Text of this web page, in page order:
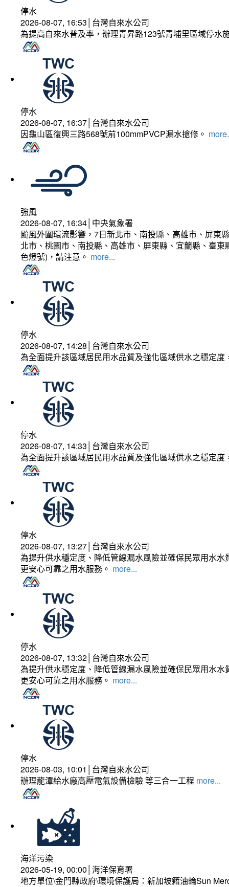
停水
2026-08-07, 16:53│台灣自來水公司
為提高自來水普及率，辦理青昇路123號青埔里區域停水
停水
2026-08-07, 16:37│台灣自來水公司
因龜山區復興三路568號前100mmPVCP漏水搶修。
強風
2026-08-07, 16:34│中央氣象署
颱風外圍環流影響，7日新北市、南投縣、高雄市、屏東
北市、桃園市、南投縣、高雄市、屏東縣、宜蘭縣、臺
色燈號)，請注意。 more...
停水
2026-08-07, 14:28│台灣自來水公司
為全面提升該區域居民用水品質及強化區域供水之穩定
停水
2026-08-07, 14:33│台灣自來水公司
為全面提升該區域居民用水品質及強化區域供水之穩定
停水
2026-08-07, 13:27│台灣自來水公司
為提升供水穩定度、降低管線漏水風險並確保民眾用水
更安心可靠之用水服務。 more...
停水
2026-08-07, 13:32│台灣自來水公司
為提升供水穩定度、降低管線漏水風險並確保民眾用水
更安心可靠之用水服務。 more...
停水
2026-08-03, 10:01│台灣自來水公司
辦理龍潭給水廠高壓電氣設備檢驗 等三合一工程 more...
海洋污染
2026-05-19, 00:00│海洋保育署
地方單位\金門縣政府\環境保護局：新加坡籍油輪Sun